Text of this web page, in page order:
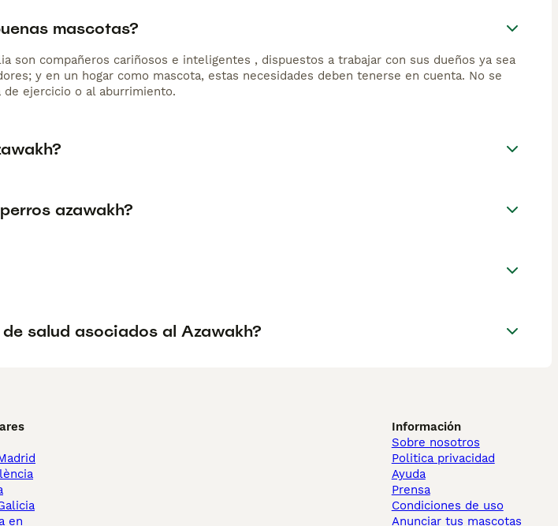
mascotas?
son compañeros cariñosos e inteligentes , dispuestos a trabajar con sus dueños ya sea
y en un hogar como mascota, estas necesidades deben tenerse en cuenta. No se
ejercicio o al aburrimiento.
azawakh?
salud asociados al Azawakh?
en
Información
Sobre nosotros
Politica privacidad
Ayuda
Prensa
Condiciones de uso
Anunciar tus mascotas